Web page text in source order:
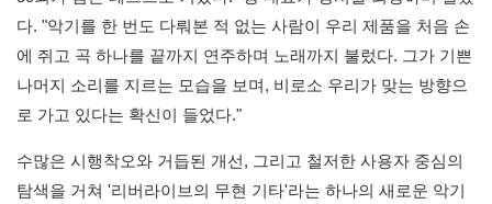
다. "악기를 한 번도 다뤄본 적 없는 사람이 우리 제품을 처음 손
에 쥐고 곡 하나를 끝까지 연주하며 노래까지 불렀다. 그가 기쁜
나머지 소리를 지르는 모습을 보며, 비로소 우리가 맞는 방향으
로 가고 있다는 확신이 들었다."
수많은 시행착오와 거듭된 개선, 그리고 철저한 사용자 중심의
탐색을 거쳐 '리버라이브의 무현 기타'라는 하나의 새로운 악기